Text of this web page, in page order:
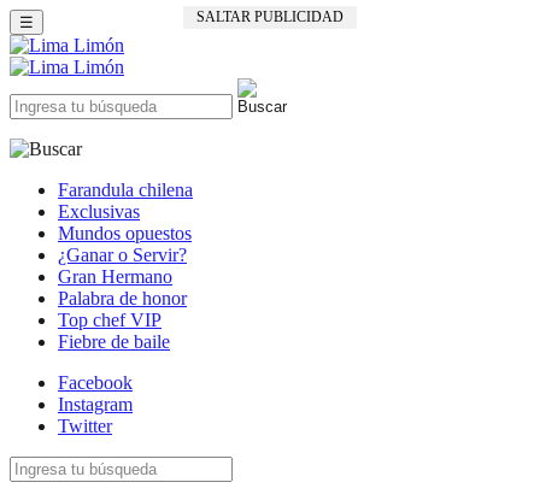
SALTAR PUBLICIDAD
☰
Farandula chilena
Exclusivas
Mundos opuestos
¿Ganar o Servir?
Gran Hermano
Palabra de honor
Top chef VIP
Fiebre de baile
Facebook
Instagram
Twitter